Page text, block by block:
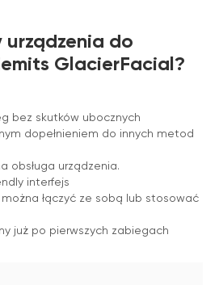
urządzenia do
GlacierFacial?
bez skutków ubocznych
dopełnieniem do innych metod
obsługa urządzenia.
interfejs
łączyć ze sobą lub stosować
już po pierwszych zabiegach